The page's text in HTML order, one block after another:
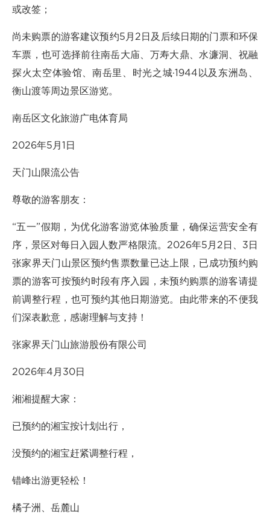
或改签；
尚未购票的游客建议预约5月2日及后续日期的门票和环保
车票，也可选择前往南岳大庙、万寿大鼎、水濂洞、祝融
探火太空体验馆、南岳里、时光之城·1944以及东洲岛、
衡山渡等周边景区游览。
南岳区文化旅游广电体育局
2026年5月1日
天门山限流公告
尊敬的游客朋友：
“五一”假期，为优化游客游览体验质量，确保运营安全有
序，景区对每日入园人数严格限流。2026年5月2日、3日
张家界天门山景区预约售票数量已达上限，已成功预约购
票的游客可按预约时段有序入园，未预约购票的游客请提
前调整行程，也可预约其他日期游览。由此带来的不便我
们深表歉意，感谢理解与支持！
张家界天门山旅游股份有限公司
2026年4月30日
湘湘提醒大家：
已预约的湘宝按计划出行，
没预约的湘宝赶紧调整行程，
错峰出游更轻松！
橘子洲、岳麓山